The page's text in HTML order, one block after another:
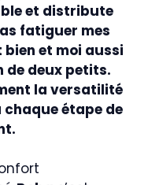
et distribute
fatiguer mes
bien et moi aussi
de deux petits.
la versatilité
chaque étape de